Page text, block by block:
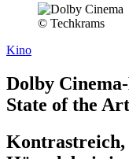
© Techkrams
Kino
Dolby
State of the
Kontrastreich,